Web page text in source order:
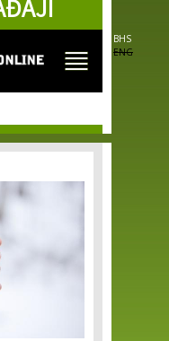
BHS
ENG